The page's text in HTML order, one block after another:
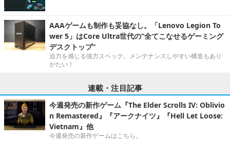
AAAゲームも制作も妥協なし。「Lenovo Legion To
wer 5」はCore Ultra世代の“全てこなせるゲーミング
デスクトップ”
迫力を感じる強力スペック。メンテナンスしやすい構造もあり
がたい！
連載・注目記事
今週発売の新作ゲーム『The Elder Scrolls IV: Oblivio
n Remastered』『アークナイツ』『Hell Let Loose:
Vietnam』他
今週発売の新作ゲームはこちら。